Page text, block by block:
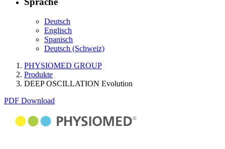
Deutsch
Englisch
Spanisch
Deutsch (Schweiz)
PHYSIOMED GROUP
Produkte
DEEP OSCILLATION Evolution
PDF Download